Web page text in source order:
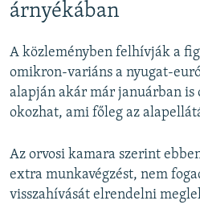
árnyékában
A közleményben felhívják a
omikron-variáns a nyugat-
alapján akár már januárban is
okozhat, ami főleg az
Az orvosi kamara szerint
extra munkavégzést, nem
visszahívását elrendelni